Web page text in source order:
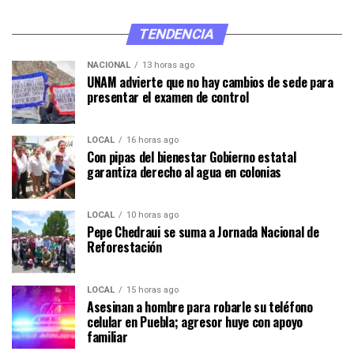
TENDENCIA
NACIONAL 13 horas ago
UNAM advierte que no hay cambios de sede para
presentar el examen de control
LOCAL 16 horas ago
Con pipas del bienestar Gobierno estatal
garantiza derecho al agua en colonias
LOCAL 10 horas ago
Pepe Chedraui se suma a Jornada Nacional de
Reforestación
LOCAL 15 horas ago
Asesinan a hombre para robarle su teléfono
celular en Puebla; agresor huye con apoyo
familiar